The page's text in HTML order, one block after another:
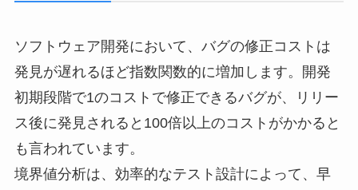
ソフトウェア開発において、バグの修正コストは
発見が遅れるほど指数関数的に増加します。開発
初期段階で1のコストで修正できるバグが、リリー
ス後に発見されると100倍以上のコストがかかると
も言われています。
境界値分析は、効率的なテスト設計によって、早